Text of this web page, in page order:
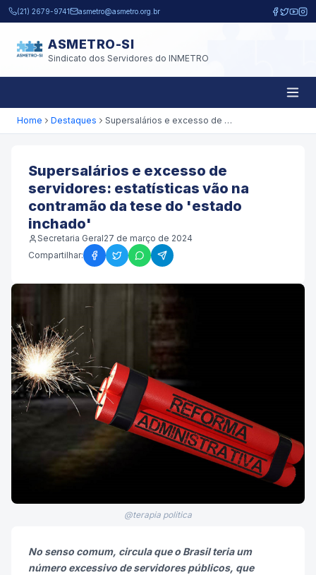
Pular para o conteúdo principal
(21) 2679-9741 asmetro@asmetro.org.br
ASMETRO-SI
Sindicato dos Servidores do INMETRO
Home Destaques Supersalários e excesso de servidores: estatísticas vão na contramão da tese do 'estado inchado'
Supersalários e excesso de
servidores: estatísticas vão na
contramão da tese do 'estado
inchado'
Secretaria Geral27 de março de 2024
Compartilhar:
@terapia politica
No senso comum, circula que o Brasil teria um
número excessivo de servidores públicos, que